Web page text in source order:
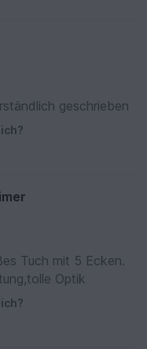
geschrieben
Tuch mit 5 Ecken.
Optik